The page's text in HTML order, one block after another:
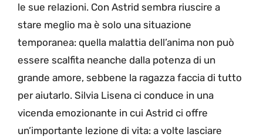
le sue relazioni. Con Astrid sembra riuscire a
stare meglio ma è solo una situazione
temporanea: quella malattia dell’anima non può
essere scalfita neanche dalla potenza di un
grande amore, sebbene la ragazza faccia di tutto
per aiutarlo. Silvia Lisena ci conduce in una
vicenda emozionante in cui Astrid ci offre
un’importante lezione di vita: a volte lasciare